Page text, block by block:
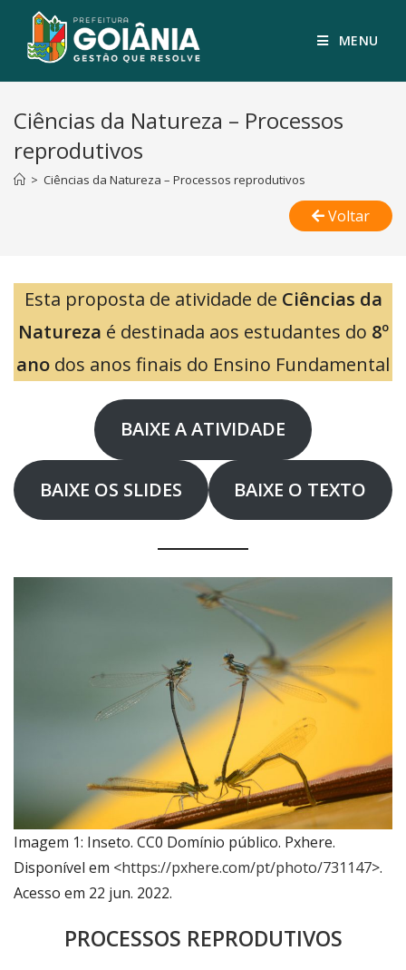
MENU
Ciências da Natureza – Processos
reprodutivos
> Ciências da Natureza – Processos reprodutivos
Voltar
Esta proposta de atividade de Ciências da
Natureza é destinada aos estudantes do 8º
ano dos anos finais do Ensino Fundamental
BAIXE A ATIVIDADE
BAIXE OS SLIDES BAIXE O TEXTO
Imagem 1: Inseto. CC0 Domínio público. Pxhere.
Disponível em <https://pxhere.com/pt/photo/731147>.
Acesso em 22 jun. 2022.
PROCESSOS REPRODUTIVOS